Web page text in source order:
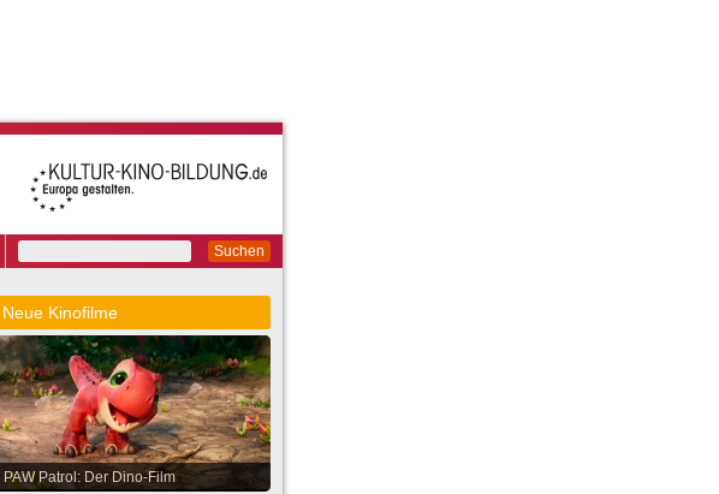
Suchen
Neue Kinofilme
PAW Patrol: Der Dino-Film